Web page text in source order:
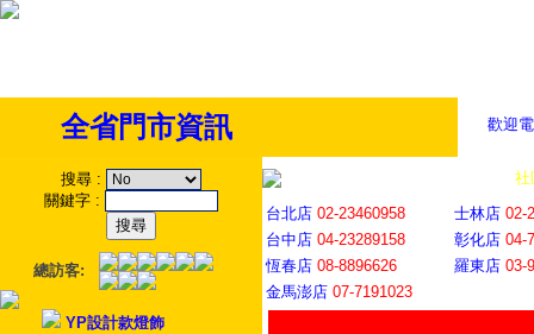
歡迎
全省門市資訊
搜尋 :
關鍵字 :
總訪客:
YP設計款燈飾
社
台北店 02-23460958 士林店 02-
台中店 04-23289158 彰化店 04-
恆春店 08-8896626 羅東店 03-
金馬澎店 07-7191023